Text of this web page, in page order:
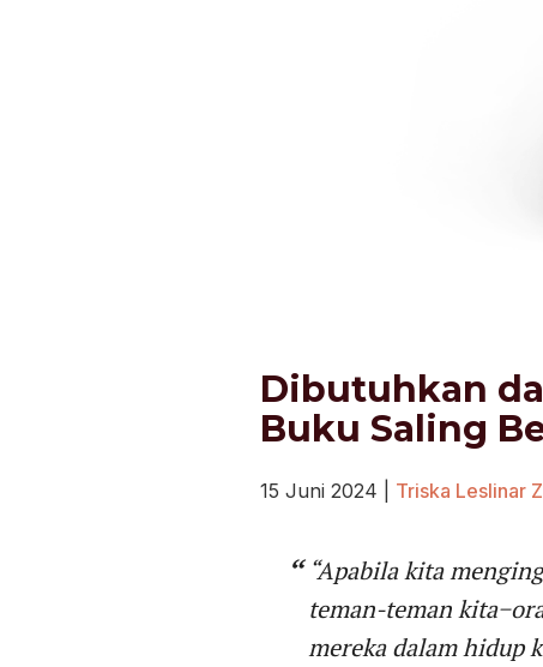
Dibutuhkan
Buku Saling
15 Juni 2024 Triska Leslinar
“Apabila kita
teman-teman
mereka dalam hidup